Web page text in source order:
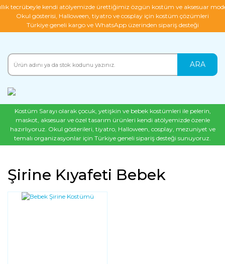
tecrübeyle kendi atölyemizde ürettiğimiz özgün kostüm ve aksesuar
Okul gösterisi, Halloween, tiyatro ve cosplay için kostüm çözümleri
Türkiye geneli kargo ve WhatsApp üzerinden sipariş desteği
ARA
Kostüm Sarayı olarak çocuk, yetişkin ve bebek kostümleri ile pelerin,
maskot, aksesuar ve özel tasarım ürünleri kendi atölyemizde özenle
hazırlıyoruz. Okul gösterileri, tiyatro, Halloween, cosplay, mezuniyet ve
temalı organizasyonlar için Türkiye geneli sipariş desteği sunuyoruz.
Şirine Kıyafeti Bebek